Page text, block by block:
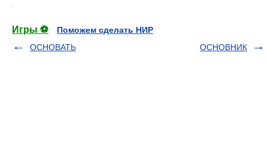
Игры ⚽
Поможем сделать НИР
ОСНОВАТЬ
ОСНОВНИК